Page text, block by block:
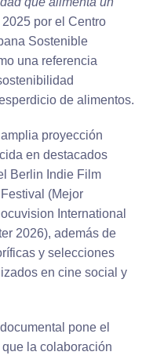
por el Centro
Sostenible
una referencia
de alimentos.
proyección
en destacados
Berlin Indie Film
(Mejor
International
2026), además de
y selecciones
en cine social y
pone el
la colaboración